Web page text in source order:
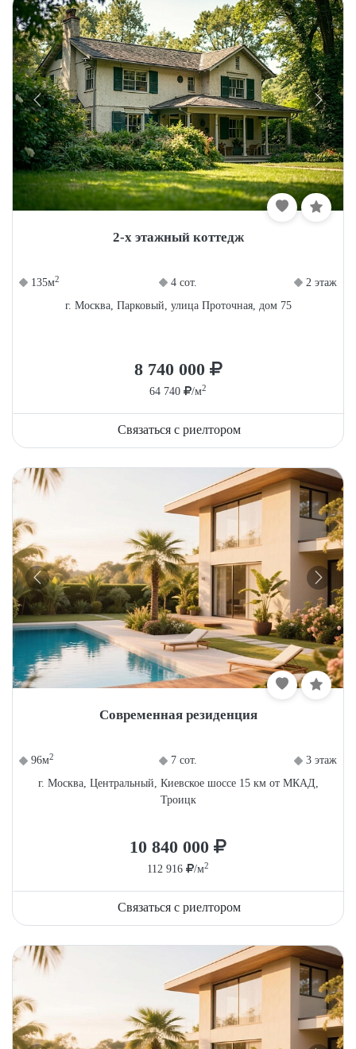
2-х этажный коттедж
135м2 4 сот.
2 этаж
г. Москва, Парковый, улица Проточная, дом 75
8 740 000
64 740 /м2
Связаться с риелтором
Современная резиденция
96м2 7 сот.
3 этаж
г. Москва, Центральный, Киевское шоссе 15 км от МКАД,
Троицк
10 840 000
112 916 /м2
Связаться с риелтором